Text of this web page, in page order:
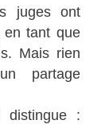
juges ont
en tant que
Mais rien
partage
: